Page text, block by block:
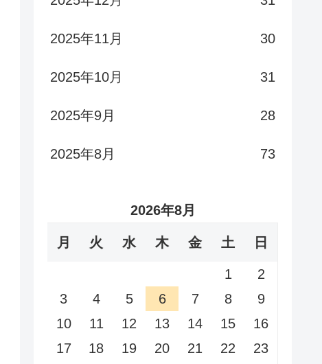
2025年11月 30
2025年10月 31
2025年9月 28
2025年8月 73
2026年8月
月 火 水 木 金 土 日
1
2
3
4 5 6 7 8
9
10
11 12 13 14 15
16
17
18 19 20 21 22
23